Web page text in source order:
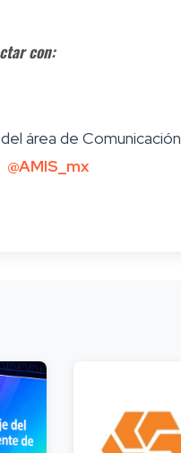
con:
área de Comunicación
@AMIS_mx